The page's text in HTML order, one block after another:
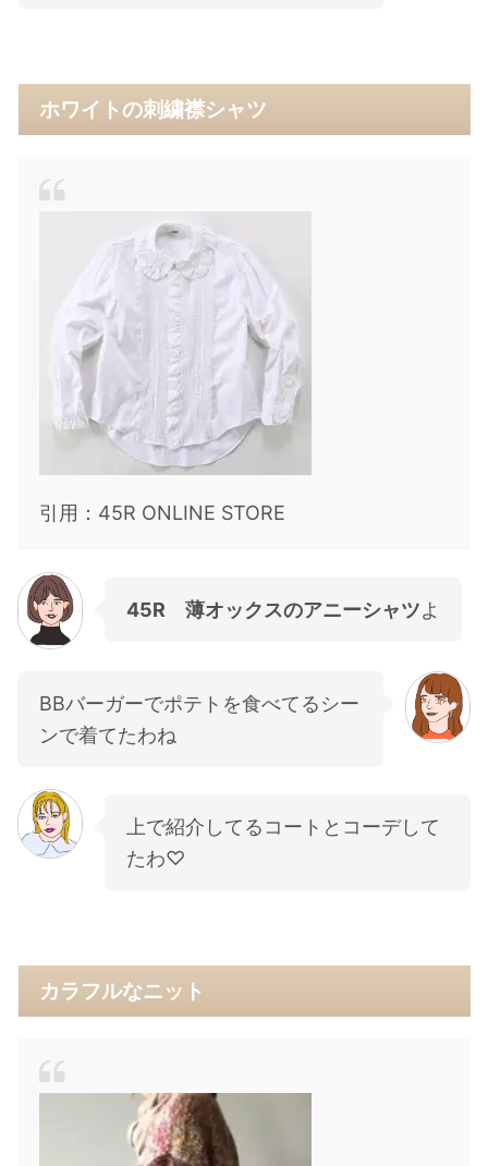
ホワイトの刺繍襟シャツ
引用：45R ONLINE STORE
45R 薄オックスのアニーシャツよ
BBバーガーでポテトを食べてるシー
ンで着てたわね
上で紹介してるコートとコーデして
たわ♡
カラフルなニット